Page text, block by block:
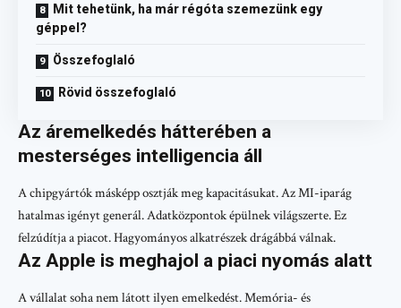
Mit tehetünk, ha már régóta szemezünk egy
géppel?
Összefoglaló
Rövid összefoglaló
Az áremelkedés hátterében a
mesterséges intelligencia áll
A chipgyártók másképp osztják meg kapacitásukat. Az MI-iparág
hatalmas igényt generál. Adatközpontok épülnek világszerte. Ez
felzúdítja a piacot. Hagyományos alkatrészek drágábbá válnak.
Az Apple is meghajol a piaci nyomás alatt
A vállalat soha nem látott ilyen emelkedést. Memória- és